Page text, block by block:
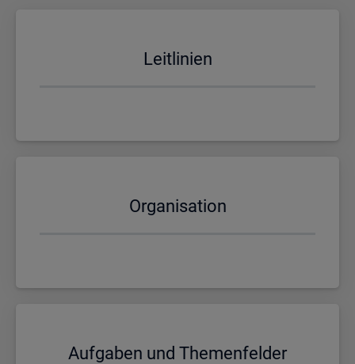
Leit­li­ni­en
Or­ga­ni­sa­ti­on
Auf­ga­ben und The­men­fel­der